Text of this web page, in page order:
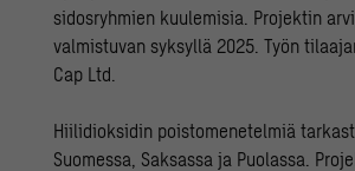
sidosryhmien kuulemisia. Projektin
valmistuvan syksyllä 2025. Työn
Cap Ltd.
Hiilidioksidin poistomenetelmiä
Suomessa, Saksassa ja Puolassa.